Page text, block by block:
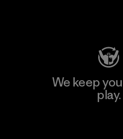
We keep
play.